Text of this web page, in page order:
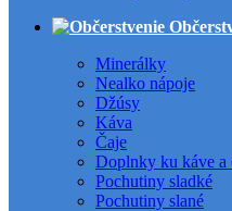
Minerálky
Nealko nápoje
Džúsy
Káva
Čaje
Doplnky ku káve a
Pochutiny sladké
Pochutiny slané